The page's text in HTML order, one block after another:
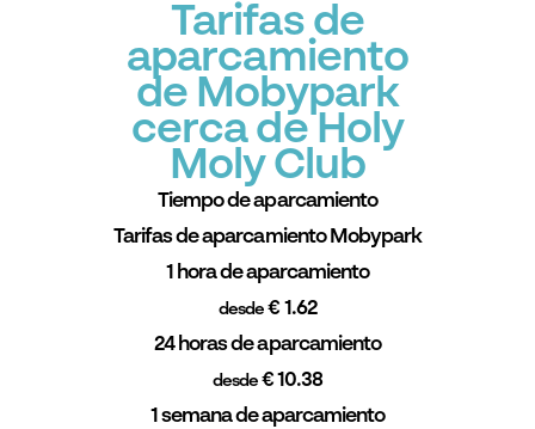
Tarifas de
aparcamiento
de Mobypark
cerca de Holy
Moly Club
Tiempo de aparcamiento
Tarifas de aparcamiento Mobypark
1 hora de aparcamiento
desde € 1.62
24 horas de aparcamiento
desde€ 10.38
1 semana de aparcamiento